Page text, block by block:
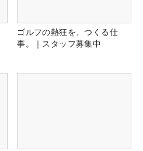
ゴルフの熱狂を、つくる仕
事。｜スタッフ募集中